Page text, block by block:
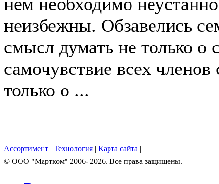
неизбежны. Обзавелись
смысл думать не только о
самочувствие всех
только о ...
Ассортимент | Технология | Карта сайта |
© OOO "Мартком" 2006- 2026. Все права защищены.